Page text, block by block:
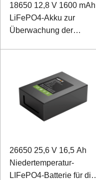
18650 12,8 V 1600 mAh
LiFePO4-Akku zur
Überwachung der
26650 25,6 V 16,5 Ah
Niedertemperatur-
LIFePO4-Batterie für die